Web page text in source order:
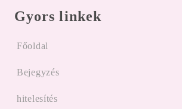
Gyors linkek
Főoldal
Bejegyzés
hitelesítés